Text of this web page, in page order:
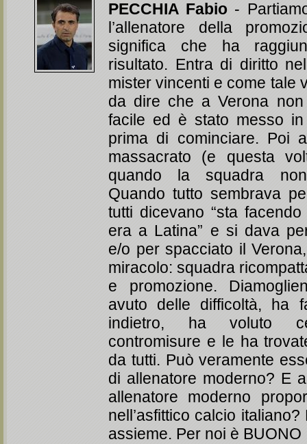
PECCHIA Fabio -
l’allenatore della
significa che ha
risultato. Entra di diritto
mister vincenti e come tale
da dire che a Verona
facile ed è stato messo
prima di cominciare. Poi
massacrato (e questa
quando la squadra
Quando tutto sembrava
tutti dicevano “sta
era a Latina” e si dava
e/o per spacciato il
miracolo: squadra
e promozione.
avuto delle difficoltà, ha
indietro, ha voluto
contromisure e le ha
da tutti. Può veramente
di allenatore moderno? E
allenatore moderno
nell’asfittico calcio
assieme. Per noi è BUONO